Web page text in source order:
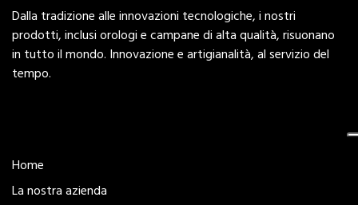
Dalla tradizione alle innovazioni tecnologiche, i nostri
prodotti, inclusi orologi e campane di alta qualità, risuonano
in tutto il mondo. Innovazione e artigianalità, al servizio del
tempo.
Home
La nostra azienda